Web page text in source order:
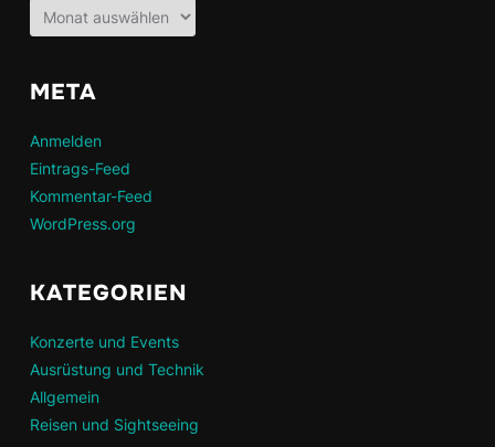
Archiv
META
Anmelden
Eintrags-Feed
Kommentar-Feed
WordPress.org
KATEGORIEN
Konzerte und Events
Ausrüstung und Technik
Allgemein
Reisen und Sightseeing